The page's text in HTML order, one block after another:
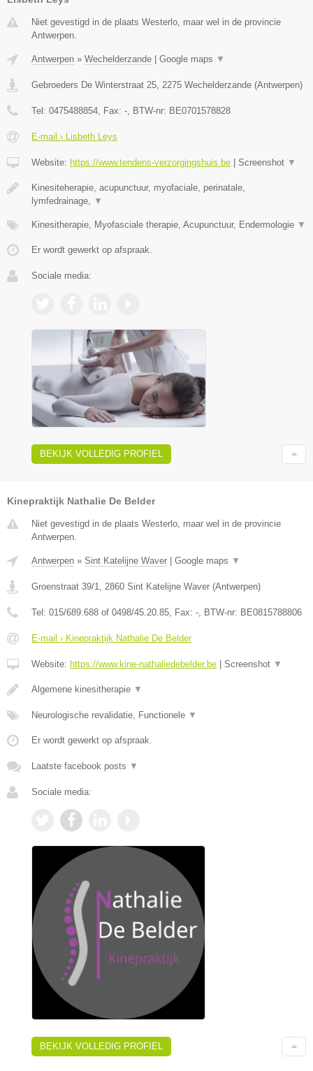
Niet gevestigd in de plaats Westerlo, maar wel in de provincie
Antwerpen.
Antwerpen » Wechelderzande Google maps ▼
Gebroeders De Winterstraat 25 2275 Wechelderzande (Antwerpen)
Tel: 0475488854 , Fax: - , BTW-nr: BE0701578828
E-mail › Lisbeth Leys
Website: https://www.tendens-verzorgingshuis.be Screenshot ▼
Kinesiteherapie, acupunctuur, myofaciale, perinatale,
lymfedrainage,
▼
Kinesitherapie, Myofasciale therapie, Acupunctuur, Endermologie ▼
Er wordt gewerkt op afspraak.
Sociale media:
BEKIJK VOLLEDIG PROFIEL
Kinepraktijk Nathalie De Belder
Niet gevestigd in de plaats Westerlo, maar wel in de provincie
Antwerpen.
Antwerpen » Sint Katelijne Waver Google maps ▼
Groenstraat 39/1 2860 Sint Katelijne Waver (Antwerpen)
Tel: 015/689.688 of 0498/45.20.85 , Fax: - , BTW-nr: BE0815788806
E-mail › Kinepraktijk Nathalie De Belder
Website: https://www.kine-nathaliedebelder.be Screenshot ▼
Algemene kinesitherapie ▼
Neurologische revalidatie, Functionele ▼
Er wordt gewerkt op afspraak.
Laatste facebook posts ▼
Sociale media:
BEKIJK VOLLEDIG PROFIEL